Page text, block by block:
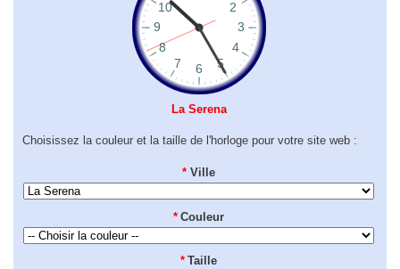
La Serena
Choisissez la couleur et la taille de l'horloge pour votre site web :
* Ville
* Couleur
* Taille